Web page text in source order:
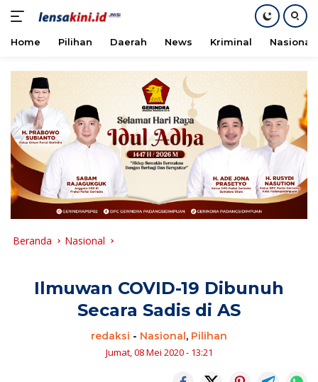
konten
Home Pilihan Daerah News Kriminal Nasional
Beranda Nasional
Ilmuwan COVID-19 Dibunuh
Secara Sadis di AS
redaksi - Nasional, Pilihan
Jumat, 08 Mei 2020 - 13:21